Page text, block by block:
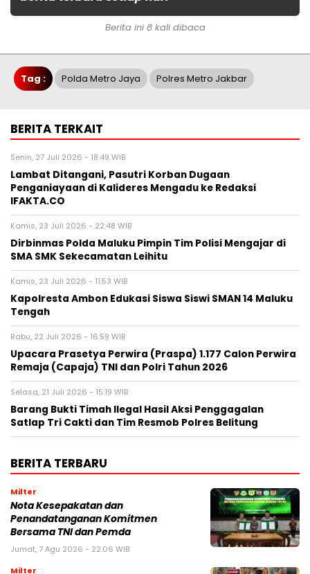
Berita ini 8 kali dibaca
Tag : Polda Metro Jaya Polres Metro Jakbar
BERITA TERKAIT
Senin, 27 Juli 2026 - 18:49 WIB
Lambat Ditangani, Pasutri Korban Dugaan
Penganiayaan di Kalideres Mengadu ke Redaksi
IFAKTA.CO
Kamis, 23 Juli 2026 - 22:48 WIB
Dirbinmas Polda Maluku Pimpin Tim Polisi Mengajar di
SMA SMK Sekecamatan Leihitu
Kamis, 23 Juli 2026 - 11:53 WIB
Kapolresta Ambon Edukasi Siswa Siswi SMAN 14 Maluku
Tengah
Rabu, 22 Juli 2026 - 16:59 WIB
Upacara Prasetya Perwira (Praspa) 1.177 Calon Perwira
Remaja (Capaja) TNI dan Polri Tahun 2026
Selasa, 21 Juli 2026 - 15:19 WIB
Barang Bukti Timah Ilegal Hasil Aksi Penggagalan
Satlap Tri Cakti dan Tim Resmob Polres Belitung
BERITA TERBARU
Milter
Nota Kesepakatan dan
Penandatanganan Komitmen
Bersama TNI dan Pemda
Jumat, 7 Agu 2026 - 22:06 WIB
Milter